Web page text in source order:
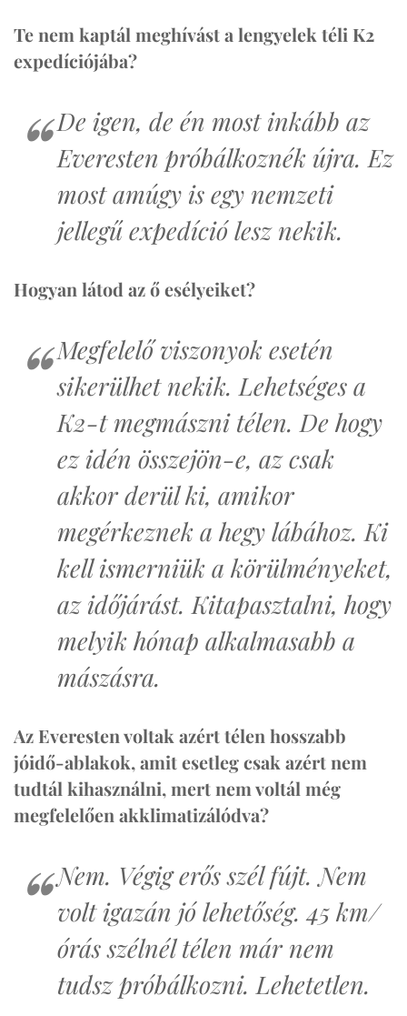
Te nem kaptál meghívást a lengyelek téli K2
expedíciójába?
De igen, de én most inkább az
Everesten próbálkoznék újra. Ez
most amúgy is egy nemzeti
jellegű expedíció lesz nekik.
Hogyan látod az ő esélyeiket?
Megfelelő viszonyok esetén
sikerülhet nekik. Lehetséges a
K2-t megmászni télen. De hogy
ez idén összejön-e, az csak
akkor derül ki, amikor
megérkeznek a hegy lábához. Ki
kell ismerniük a körülményeket,
az időjárást. Kitapasztalni, hogy
melyik hónap alkalmasabb a
mászásra.
Az Everesten voltak azért télen hosszabb
jóidő-ablakok, amit esetleg csak azért nem
tudtál kihasználni, mert nem voltál még
megfelelően akklimatizálódva?
Nem. Végig erős szél fújt. Nem
volt igazán jó lehetőség. 45 km/
órás szélnél télen már nem
tudsz próbálkozni. Lehetetlen.